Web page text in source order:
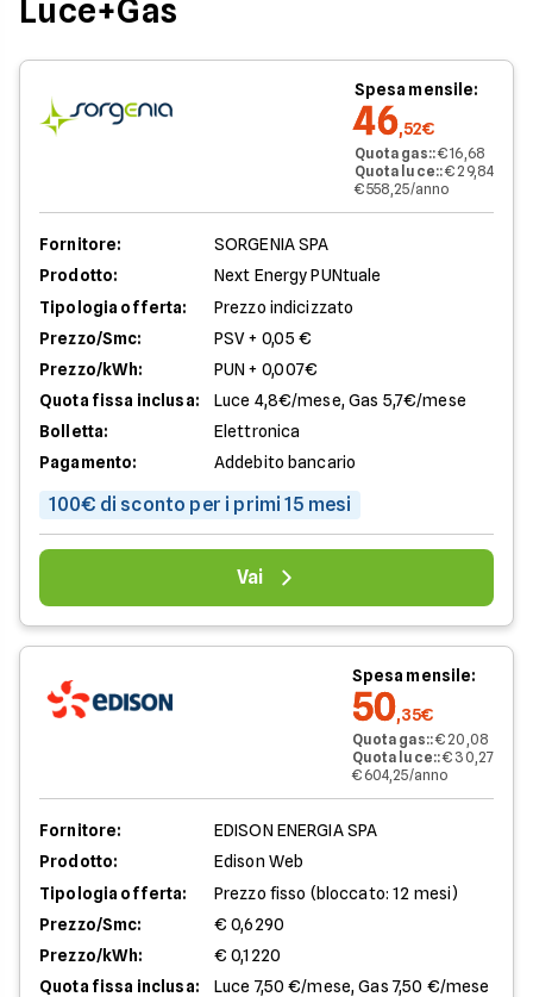
Luce+Gas
Spesa mensile:
46,52€
Quota gas::€ 16,68
Quota luce::€ 29,84
€ 558,25/anno
Fornitore:
SORGENIA SPA
Prodotto:
Next Energy PUNtuale
Tipologia offerta:
Prezzo indicizzato
Prezzo/Smc:
PSV + 0,05 €
Prezzo/kWh:
PUN + 0,007€
Quota fissa inclusa:
Luce 4,8€/mese, Gas 5,7€/mese
Bolletta:
Elettronica
Pagamento:
Addebito bancario
100€ di sconto per i primi 15 mesi
Vai
Spesa mensile:
50,35€
Quota gas::€ 20,08
Quota luce::€ 30,27
€ 604,25/anno
Fornitore:
EDISON ENERGIA SPA
Prodotto:
Edison Web
Tipologia offerta:
Prezzo fisso (bloccato: 12 mesi)
Prezzo/Smc:
€ 0,6290
Prezzo/kWh:
€ 0,1220
Quota fissa inclusa:
Luce 7,50 €/mese, Gas 7,50 €/mese